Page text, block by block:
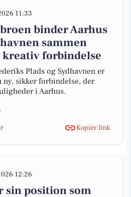
11:33
binder Aarhus
sammen
forbindelse
Plads og Sydhavnen er
ny, sikker forbindelse, der
i Aarhus.
Kopiér link
12:26
sin position som